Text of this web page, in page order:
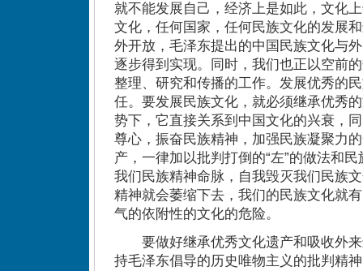
就不能发展自己，经济上是如此，文化
文化，任何国家，任何民族文化的发展
外开放，毛泽东提出的中国民族文化与
逐步得到实现。同时，我们也正以空前
整理、研究和传播的工作。发展优秀的
任。要发展民族文化，就必须继承优秀
势下，它直接关系到中国文化的兴衰，
尊心，振奋民族精神，加强民族凝聚力
产，一律加以批判打倒的“左”的做法和
我们民族精神命脉，自我毁灭我们民族
精神就会萎缩下去，我们的民族文化就
气的依附性的文化的危险。
要做好继承优秀文化遗产和吸收外来
持毛泽东倡导的历史唯物主义的批判精